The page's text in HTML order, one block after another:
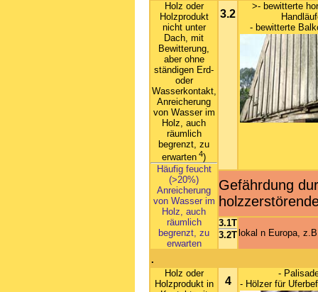
Holz oder
Holzprodukt
nicht unter
Dach, mit
Bewitterung,
aber ohne
ständigen Erd-
oder
Wasserkontakt,
Anreicherung
von Wasser im
Holz, auch
räumlich
begrenzt, zu
erwarten 4)
Häufig feucht
(>20%)
Anreicherung
von Wasser im
Holz, auch
räumlich
begrenzt, zu
erwarten
3.2
>- bewitterte
- bewitterte
Gefährdung
3.1T
3.2T lokal n Europa,
.
Holz oder
Holzprodukt in
4
-
- Hölzer für